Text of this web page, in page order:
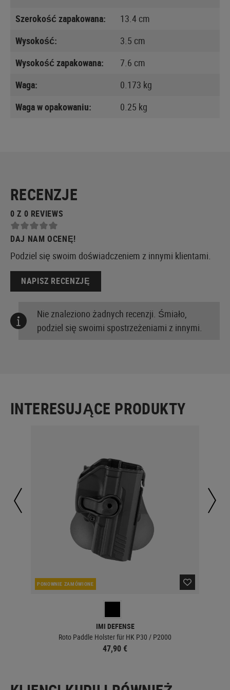
Szerokość zapakowana:
13.4 cm
Wysokość:
3.5 cm
Wysokość zapakowana:
7.6 cm
Waga:
0.173 kg
Waga w opakowaniu:
0.25 kg
RECENZJE
0 Z 0 REVIEWS
DAJ NAM OCENĘ!
Podziel się swoim doświadczeniem z innymi klientami.
NAPISZ RECENZJĘ
Nie znaleziono żadnych recenzji. Śmiało,
podziel się swoimi spostrzeżeniami z innymi.
INTERESUJĄCE PRODUKTY
PONOWNIE ZAMÓWIONE
IMI DEFENSE
Roto Paddle Holster für HK P30 / P2000
47,90 €